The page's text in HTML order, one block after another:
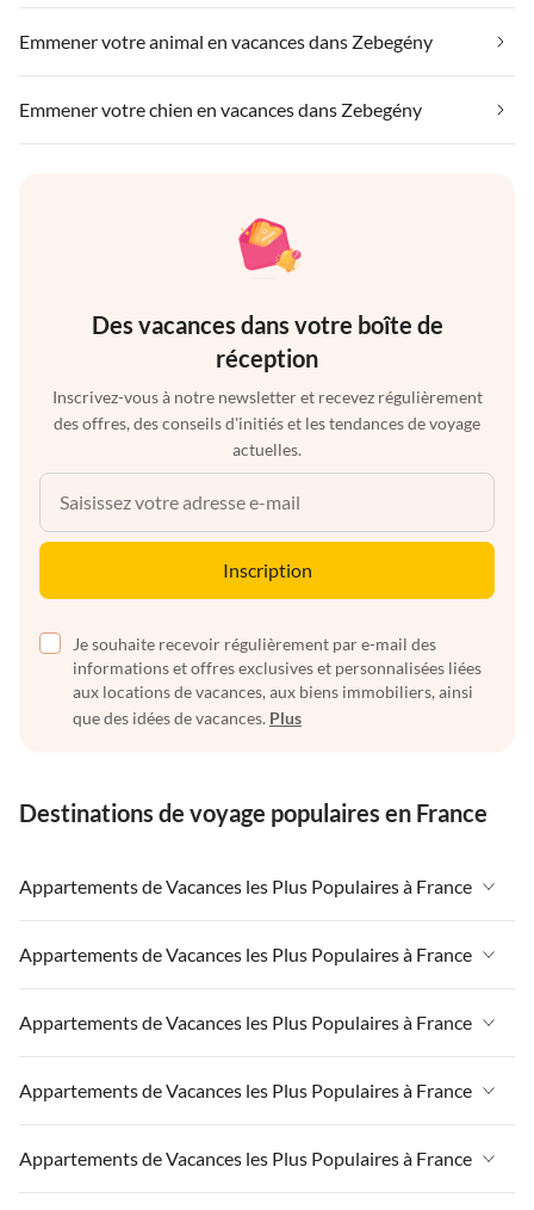
Emmener votre animal en vacances dans Zebegény
Emmener votre chien en vacances dans Zebegény
Des vacances dans votre boîte de
réception
Inscrivez-vous à notre newsletter et recevez régulièrement
des offres, des conseils d'initiés et les tendances de voyage
actuelles.
Inscription
Je souhaite recevoir régulièrement par e-mail des
informations et offres exclusives et personnalisées liées
aux locations de vacances, aux biens immobiliers, ainsi
que des idées de vacances. Plus
Destinations de voyage populaires en France
Appartements de Vacances les Plus Populaires à France
Appartements de Vacances à France
Appartements de Vacances à Paris-Ile de France
Appartements de Vacances à Paris
Appartements de Vacances à Côte atlantique
Appartements de Vacances à la Normandie
Appartements de Vacances les Plus Populaires à France
Appartements de Vacances à France
Appartements de Vacances à Paris-Ile de France
Appartements de Vacances à Paris
Appartements de Vacances à Côte atlantique
Appartements de Vacances les Plus Populaires à France
Appartements de Vacances à France
Appartements de Vacances à Paris-Ile de France
Appartements de Vacances à Paris
Appartements de Vacances les Plus Populaires à France
Appartements de Vacances à France
Appartements de Vacances à Paris-Ile de France
Appartements de Vacances les Plus Populaires à France